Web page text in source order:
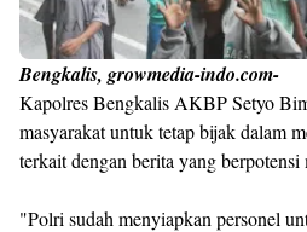
Bengkalis, growmedia-indo.com-
Kapolres Bengkalis AKBP Setyo
masyarakat untuk tetap bijak dalam
terkait dengan berita yang berpotensi
"Polri sudah menyiapkan personel